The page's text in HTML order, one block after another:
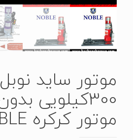
موتور ساید نوبل
موتور کرکره NOBLE